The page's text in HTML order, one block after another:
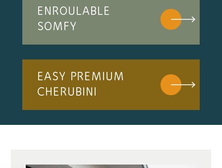
ENROULABLE
SOMFY
EASY PREMIUM
CHERUBINI